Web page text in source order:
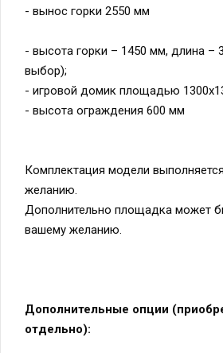
- вынос горки 2550 мм
- высота горки – 1450 мм, длина –
выбор);
- игровой домик площадью
- высота ограждения 600 мм
Комплектация модели
желанию.
Дополнительно площадка может
вашему желанию.
Дополнительные опции
отдельно):